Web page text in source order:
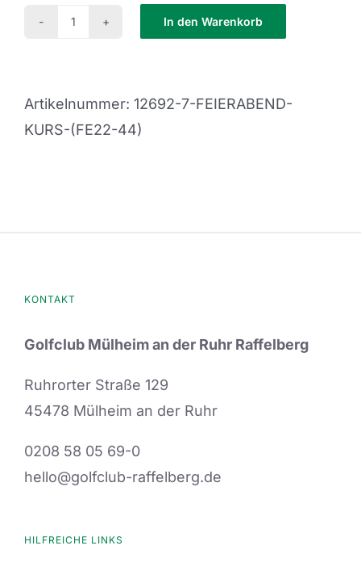
Feierabend
44)
Menge
In den Warenkorb
Artikelnummer: 12692-7-FEIERABEND-
KURS-(FE22-44)
KONTAKT
Golfclub Mülheim an der Ruhr Raffelberg
Ruhrorter Straße 129
45478 Mülheim an der Ruhr
0208 58 05 69-0
hello@golfclub-raffelberg.de
HILFREICHE LINKS